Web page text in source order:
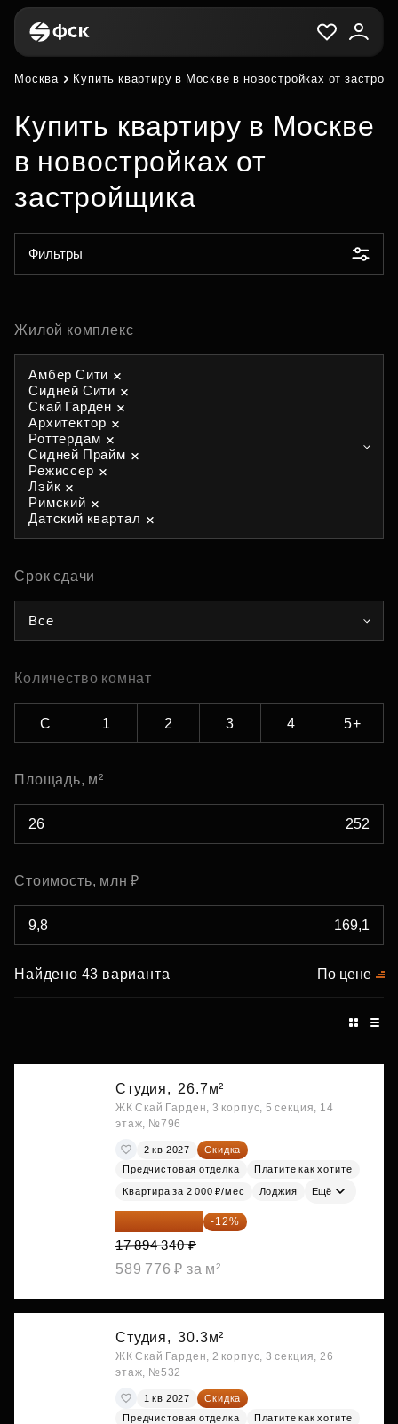
Москва Купить квартиру в Москве в новостройках от
Купить квартиру в Москве
в новостройках от
застройщика
Фильтры
Жилой комплекс
Амбер Сити
Сидней Сити
Скай Гарден
Архитектор
Роттердам
Сидней Прайм
Режиссер
Лэйк
Римский
Датский квартал
Срок сдачи
Все
Количество комнат
С 1 2 3 4 5+
Площадь, м²
Стоимость, млн ₽
Найдено 43 варианта По цене
Студия, 26.7м²
ЖК Скай Гарден, 3 корпус, 5 секция, 14
этаж, №796
2 кв 2027
Скидка
Предчистовая отделка
Платите как хотите
Квартира за 2 000 ₽/мес Лоджия Ещё
15 747 019 ₽ -12%
17 894 340 ₽
589 776 ₽ за м²
Студия, 30.3м²
ЖК Скай Гарден, 2 корпус, 3 секция, 26
этаж, №532
1 кв 2027
Скидка
Предчистовая отделка
Платите как хотите